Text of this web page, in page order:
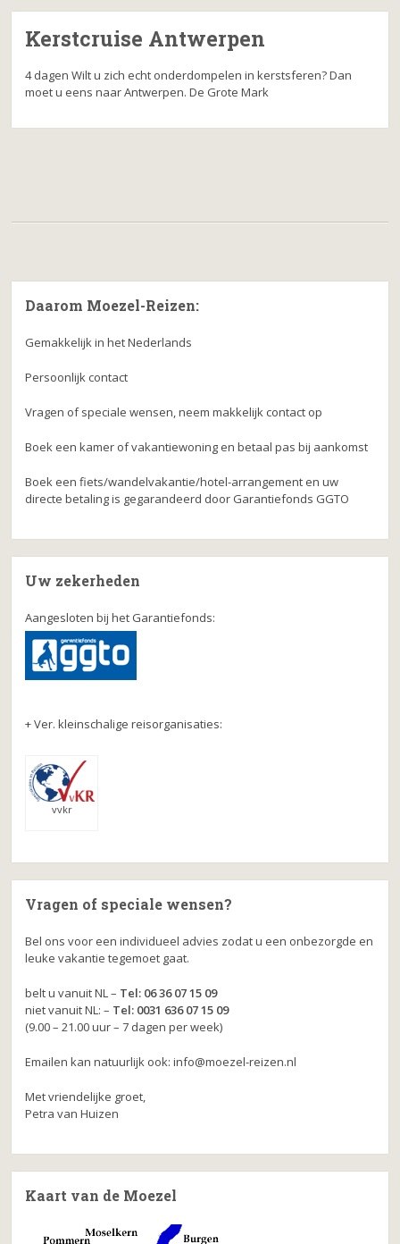
Kerstcruise Antwerpen
4 dagen Wilt u zich echt onderdompelen in kerstsferen? Dan
moet u eens naar Antwerpen. De Grote Mark
Daarom Moezel-Reizen:
Gemakkelijk in het Nederlands
Persoonlijk contact
Vragen of speciale wensen, neem makkelijk contact op
Boek een kamer of vakantiewoning en betaal pas bij aankomst
Boek een fiets/wandelvakantie/hotel-arrangement en uw
directe betaling is gegarandeerd door Garantiefonds GGTO
Uw zekerheden
Aangesloten bij het Garantiefonds:
+ Ver. kleinschalige reisorganisaties:
vvkr
Vragen of speciale wensen?
Bel ons voor een individueel advies zodat u een onbezorgde en
leuke vakantie tegemoet gaat.
belt u vanuit NL – Tel: 06 36 07 15 09
niet vanuit NL: – Tel: 0031 636 07 15 09
(9.00 – 21.00 uur – 7 dagen per week)
Emailen kan natuurlijk ook: info@moezel-reizen.nl
Met vriendelijke groet,
Petra van Huizen
Kaart van de Moezel